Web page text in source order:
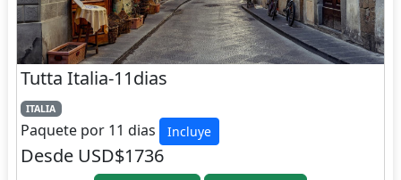
Tutta Italia-11dias
ITALIA
Paquete por 11 dias Incluye
Desde USD$1736